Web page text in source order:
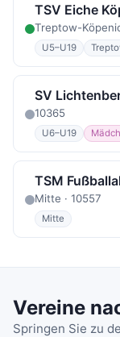
TSV Eiche
Treptow-
U5–U19
SV
10365
U6–U19
TSM
Mitte · 10557
Mitte
Vereine
Springen Sie zu